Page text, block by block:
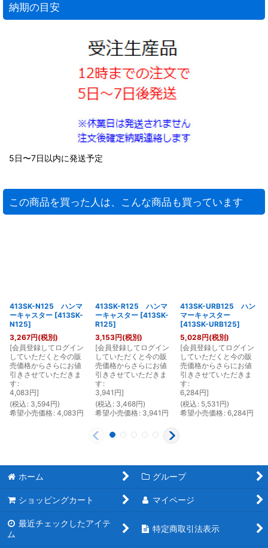
納期の目安
5日〜7日以内に発送予定
この商品を買った人は、こんな商品も買っています
413SK-N125 ハンマ
ーキャスター [413SK-
N125]
3,267円(税別)
[会員登録してログイン
していただくと今の販
売価格からさらにお値
引きさせていただきま
す :
4,083円]
(税込 : 3,594円)
希望小売価格: 4,083円
413SK-R125 ハンマ
ーキャスター [413SK-
R125]
3,153円(税別)
[会員登録してログイン
していただくと今の販
売価格からさらにお値
引きさせていただきま
す :
3,941 円]
(税込 : 3,468円)
希望小売価格: 3,941 円
413SK-URB125 ハン
マーキャスター
[413SK-URB125]
5,028円(税別)
[会員登録してログイン
していただくと今の販
売価格からさらにお値
引きさせていただきま
す :
6,284円]
(税込 : 5,531 円)
希望小売価格: 6,284円
ホーム グループ
ショッピングカート マイページ
最近チェックしたアイテ
ム
特定商取引法表示